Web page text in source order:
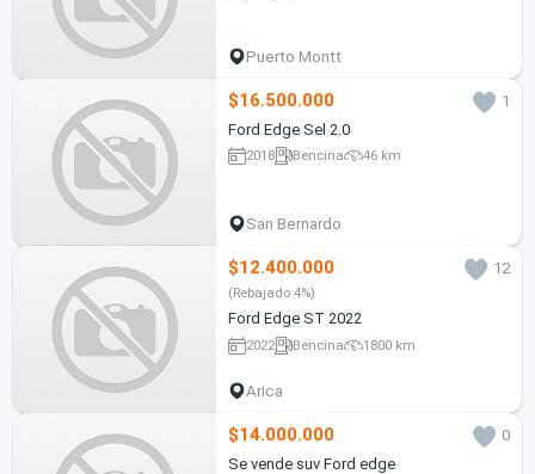
Puerto Montt
$16.500.000
1
Ford Edge Sel 2.0
2018 Bencina 46 km
San Bernardo
$12.400.000 12
(Rebajado 4%)
Ford Edge ST 2022
2022 Bencina 1800 km
Arica
$14.000.000
0
Se vende suv Ford edge